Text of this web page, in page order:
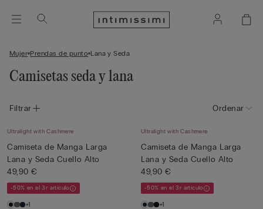
Mujer Prendas de punto Lana y Seda
Camisetas seda y lana
Filtrar Ordenar
Ultralight with Cashmere
Camiseta de Manga Larga
Lana y Seda Cuello Alto
49,90 €
-50% en el 3r artículo
+1
Ultralight with Cashmere
Camiseta de Manga Larga
Lana y Seda Cuello Alto
49,90 €
-50% en el 3r artículo
+1